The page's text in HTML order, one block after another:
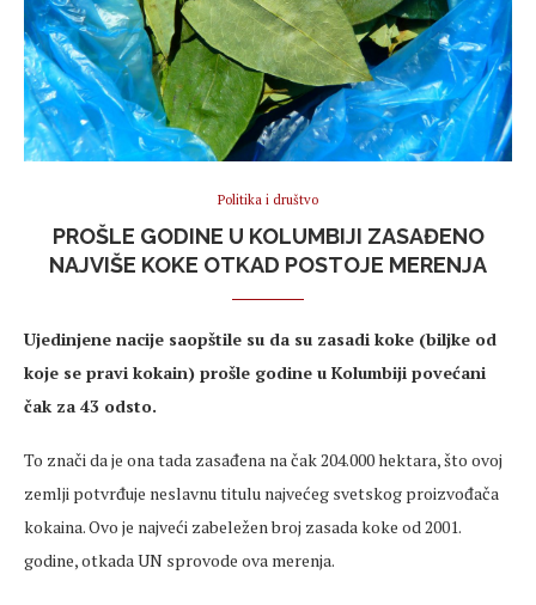
Politika i društvo
PROŠLE GODINE U KOLUMBIJI ZASAĐENO
NAJVIŠE KOKE OTKAD POSTOJE MERENJA
Ujedinjene nacije saopštile su da su zasadi koke (biljke od
koje se pravi kokain) prošle godine u Kolumbiji povećani
čak za 43 odsto.
To znači da je ona tada zasađena na čak 204.000 hektara, što ovoj
zemlji potvrđuje neslavnu titulu najvećeg svetskog proizvođača
kokaina. Ovo je najveći zabeležen broj zasada koke od 2001.
godine, otkada UN sprovode ova merenja.